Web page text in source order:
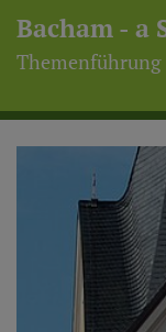
Bacham - a
Themenführung